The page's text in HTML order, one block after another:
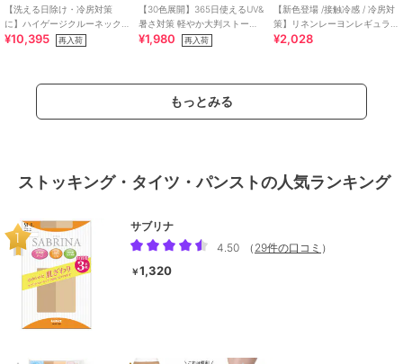
【洗える日除け・冷房対策
に】ハイゲージクルーネック
カーディガン
¥10,395 再入荷
【30色展開】365日使えるUV&
暑さ対策 軽やか大判ストール
薄手 無地 冷房対策 春夏秋冬
¥1,980 再入荷
【新色登場 /接触冷感 / 冷房対
策】リネンレーヨンレギュラ
ーカラーシャツ（インフルエ
¥2,028
もっとみる
ストッキング・タイツ・パンストの人気ランキング
サブリナ
4.50
（ 29件の口コミ ）
￥1,320